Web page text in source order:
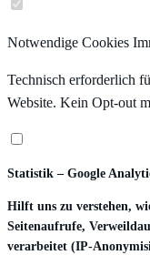
Notwendige Cookies
Technisch erforderlich
Website. Kein Opt-out
Statistik – Google
Hilft uns zu verstehen,
Seitenaufrufe,
verarbeitet (IP-